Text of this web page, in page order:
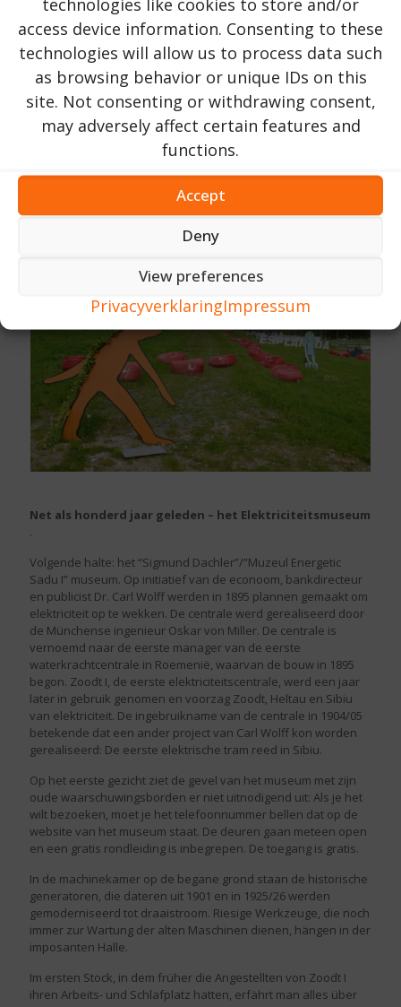
access device information. Consenting to these
technologies will allow us to process data such
as browsing behavior or unique IDs on this
site. Not consenting or withdrawing consent,
may adversely affect certain features and
functions.
Accept
Deny
View preferences
PrivacyverklaringImpressum
Net als honderd jaar geleden – het Elektriciteitsmuseum
.
Volgende halte: het “Sigmund Dachler”/”Muzeul Energetic
Sadu I” museum. Op initiatief van de econoom, bankdirecteur
en publicist Dr. Carl Wolff werden in 1895 plannen gemaakt om
elektriciteit op te wekken. De centrale werd gerealiseerd door
de Münchense ingenieur Oskar von Miller. De centrale is
vernoemd naar de eerste manager van de eerste
waterkrachtcentrale in Roemenië, waarvan de bouw in 1895
begon. Zoodt I, de eerste elektriciteitscentrale, werd een jaar
later in gebruik genomen en voorzag Zoodt, Heltau en Sibiu
van elektriciteit. De ingebruikname van de centrale in 1904/05
betekende dat een ander project van Carl Wolff kon worden
gerealiseerd: De eerste elektrische tram reed in Sibiu.
Op het eerste gezicht ziet de gevel van het museum met zijn
oude waarschuwingsborden er niet uitnodigend uit: Als je het
wilt bezoeken, moet je het telefoonnummer bellen dat op de
website van het museum staat. De deuren gaan meteen open
en een gratis rondleiding is inbegrepen. De toegang is gratis.
In de machinekamer op de begane grond staan de historische
generatoren, die dateren uit 1901 en in 1925/26 werden
gemoderniseerd tot draaistroom. Riesige Werkzeuge, die noch
immer zur Wartung der alten Maschinen dienen, hängen in der
imposanten Halle.
Im ersten Stock, in dem früher die Angestellten von Zoodt I
ihren Arbeits- und Schlafplatz hatten, erfährt man alles über